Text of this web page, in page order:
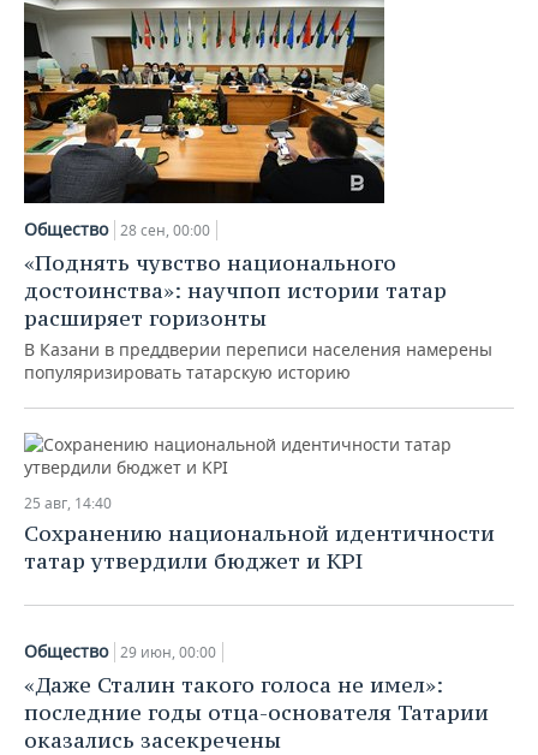
Общество 28 сен, 00:00
«Поднять чувство национального
достоинства»: научпоп истории татар
расширяет горизонты
В Казани в преддверии переписи населения намерены
популяризировать татарскую историю
25 авг, 14:40
Сохранению национальной идентичности
татар утвердили бюджет и KPI
Общество 29 июн, 00:00
«Даже Сталин такого голоса не имел»:
последние годы отца-основателя Татарии
оказались засекречены